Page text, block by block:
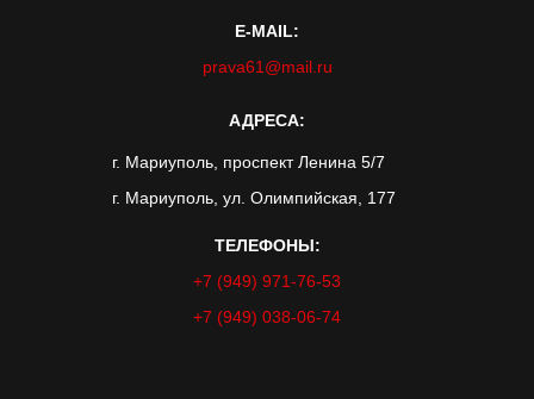
E-MAIL:
prava61@mail.ru
АДРЕСА:
г. Мариуполь, проспект Ленина 5/7
г. Мариуполь, ул. Олимпийская, 177
ТЕЛЕФОНЫ:
+7 (949) 971-76-53
+7 (949) 038-06-74